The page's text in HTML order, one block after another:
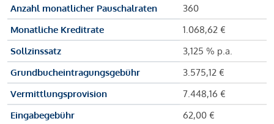
Anzahl monatlicher Pauschalraten
360
Monatliche Kreditrate
1.068,62 €
Sollzinssatz
3,125 % p.a.
Grundbucheintragungsgebühr
3.575,12 €
Vermittlungsprovision
7.448,16 €
Eingabegebühr
62,00 €